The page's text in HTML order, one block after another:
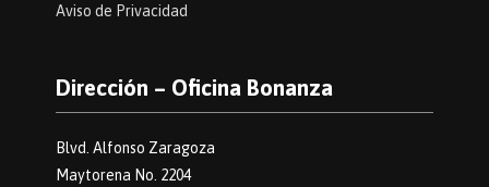
Aviso de Privacidad
Dirección – Oficina Bonanza
Blvd. Alfonso Zaragoza
Maytorena No. 2204